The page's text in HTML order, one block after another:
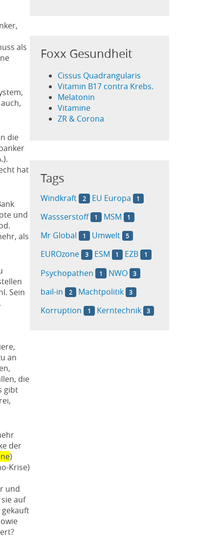
als
die
hat
und
als
Sein
an
die
gibt
der
)
Krise)
und
auf
Foxx Gesundheit
Cissus Quadrangularis
Vitamin B17 contra Krebs.
Melatonin
Vitamine
ZR & Corona
Tags
Windkraft 2 EU Europa 1
Wassserstoff 1 MSM 1
Mr Global 1 Umwelt 5
EUROzone 3 ESM 1 EZB 1
Psychopathen 1 NWO 3
bail-in 2 Machtpolitik 3
Korruption 1 Kerntechnik 3